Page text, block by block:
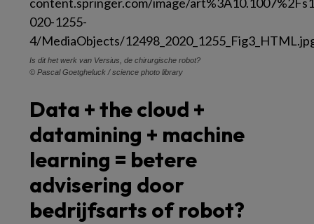
Is dit het werk van Versius, de chirurgische robot?
© Pascal Goetgheluck / science photo library
Data +the cloud +
datamining + machine
learning = betere
advisering door
bedrijfsarts of robot?